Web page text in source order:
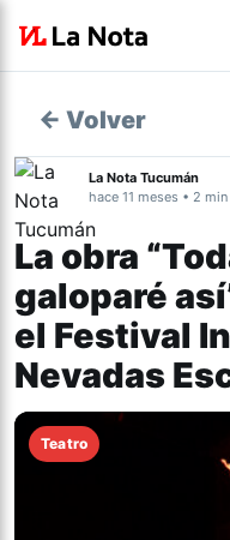
← Volver
La Nota Tucumán
hace 11 meses • 2
La obra
galoparé
el Festival
Nevadas
Teatro